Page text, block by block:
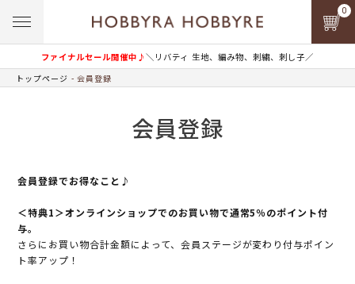
ファイナルセール開催中♪＼リバティ 生地、編み物、刺繍、刺し子／
0
トップページ 会員登録
会員登録
会員登録でお得なこと♪
＜特典1＞オンラインショップでのお買い物で通常5％のポイント付
与。
さらにお買い物合計金額によって、会員ステージが変わり付与ポイン
ト率アップ！